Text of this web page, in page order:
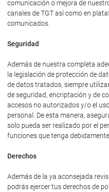
comunicación o mejora de
canales de TGT así como en
comunicados.
Seguridad
Además de nuestra completa
la legislación de protección de
de datos tratados, siempre
de seguridad, encriptación y de
accesos no autorizados y/o el
personal. De esta manera,
solo pueda ser realizado por el
funciones que tenga
Derechos
Además de la ya aconsejada
podrás ejercer tus derechos de